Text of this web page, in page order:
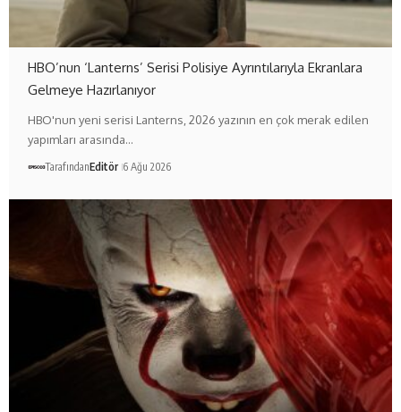
HBO’nun ‘Lanterns’ Serisi Polisiye Ayrıntılarıyla Ekranlara
Gelmeye Hazırlanıyor
HBO'nun yeni serisi Lanterns, 2026 yazının en çok merak edilen
yapımları arasında…
TarafındanEditör 6 Ağu 2026